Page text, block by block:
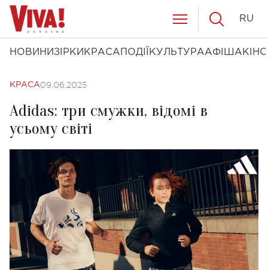
НОВИНИ ЗІРКИ КРАСА ПОДІЇ КУЛЬТУРААФІША КІНО
RU
КРАСА09.06.2025
Adidas: три смужки, відомі в
усьому світі